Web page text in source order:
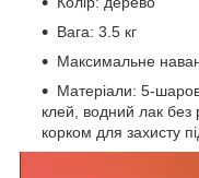
Вага: 3.5 кг
Максимальне
Матеріали: 5-
клей, водний лак без
корком для захисту